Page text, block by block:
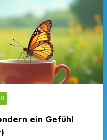
ein Gefühl